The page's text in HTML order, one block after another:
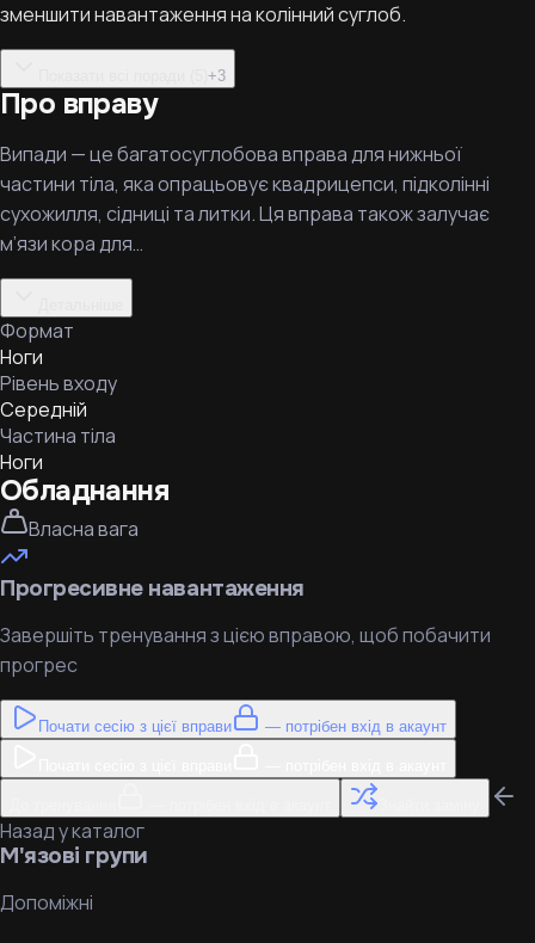
зменшити навантаження на колінний суглоб.
+3
Про вправу
Випади — це багатосуглобова вправа для нижньої
частини тіла, яка опрацьовує квадрицепси, підколінні
сухожилля, сідниці та литки. Ця вправа також залучає
м’язи кора для…
Формат
Ноги
Рівень входу
Середній
Частина тіла
Ноги
Обладнання
Власна вага
Прогресивне навантаження
Завершіть тренування з цією вправою, щоб побачити
прогрес
Почати сесію з цієї вправи — потрібен вхід в акаунт
Назад у каталог
М'язові групи
Допоміжні